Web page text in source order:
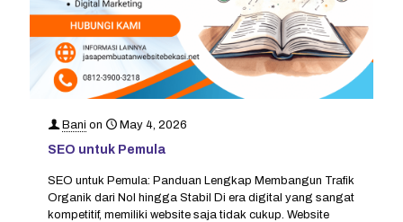
Bani on May 4, 2026
SEO untuk Pemula
SEO untuk Pemula: Panduan Lengkap Membangun Trafik
Organik dari Nol hingga Stabil Di era digital yang sangat
kompetitif, memiliki website saja tidak cukup. Website